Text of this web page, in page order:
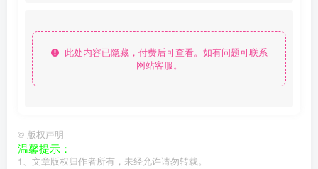
此处内容已隐藏，付费后可查看。如有问题可联系
网站客服。
© 版权声明
温馨提示：
1、文章版权归作者所有，未经允许请勿转载。